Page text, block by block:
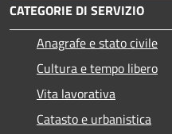
CATEGORIE DI SERVIZIO
Anagrafe e stato civile
Cultura e tempo libero
Vita lavorativa
Catasto e urbanistica